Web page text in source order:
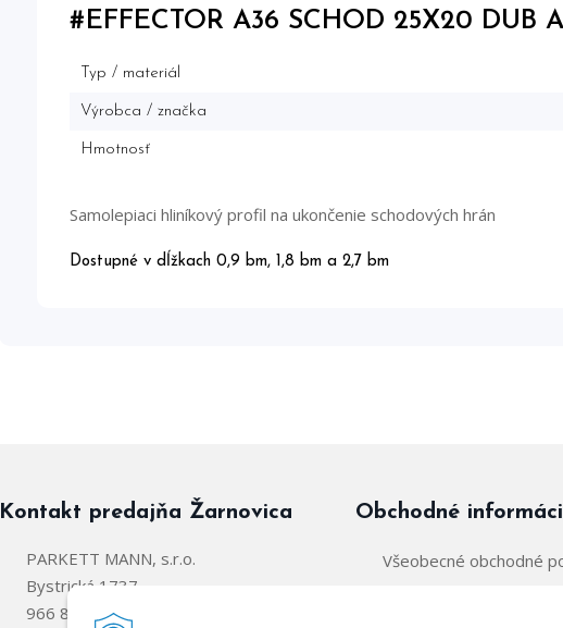
#EFFECTOR A36 SCHOD 25X20 DUB
Typ / materiál
Výrobca / značka
Hmotnosť
Samolepiaci hliníkový profil na ukončenie schodových hrán
Dostupné v dĺžkach 0,9 bm, 1,8 bm a 2,7 bm
Kontakt predajňa Žarnovica
PARKETT MANN, s.r.o.
Bystrická 1737
966 81 Žarnovica
Obchodné
Všeobecné obchodné
Zásady používania